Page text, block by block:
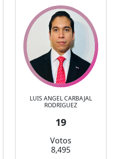
LUIS ANGEL CARBAJAL
RODRIGUEZ
19
Votos
8,495